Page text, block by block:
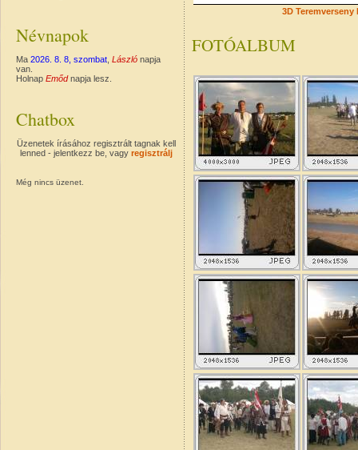
Névnapok
Ma 2026. 8. 8, szombat László napja
van.
Holnap Emődnapja lesz.
Chatbox
Üzenetek írásához regisztrált tagnak kell
lenned - jelentkezz be, vagy regisztrálj
Még nincs üzenet.
3D Teremverseny
FOTÓALBUM